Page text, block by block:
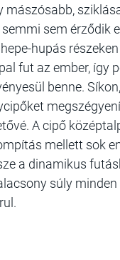
mászósabb,
sem érződik
hupás
fut az ember, így
benne.
A cipő
mellett sok
a dinamikus
súly